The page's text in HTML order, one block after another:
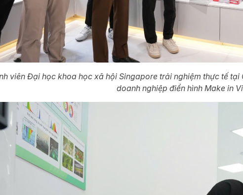
viên Đại học khoa học xã hội Singapore trải nghiệm thực tế tại
doanh nghiệp điển hình Make in